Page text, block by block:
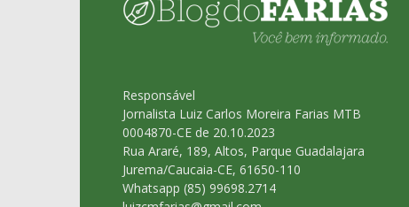
Responsável
Jornalista Luiz Carlos Moreira Farias MTB
0004870-CE de 20.10.2023
Rua Araré, 189, Altos, Parque Guadalajara
Jurema/Caucaia-CE, 61650-110
Whatsapp (85) 99698.2714